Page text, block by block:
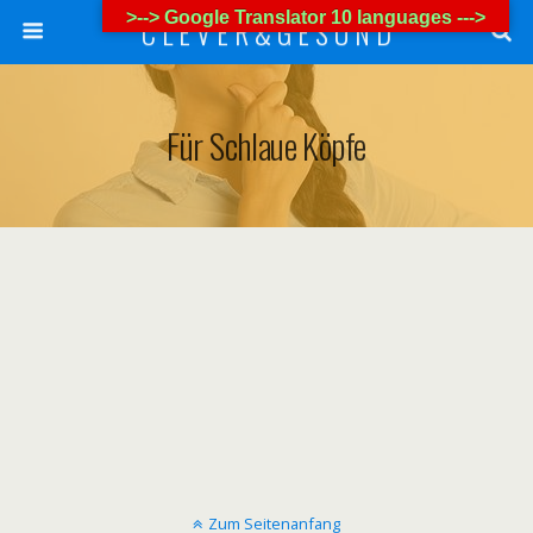
C L E V E R & G E S U N D
Für Schlaue Köpfe
Zum Seitenanfang
>--> Google Translator 10 languages --->